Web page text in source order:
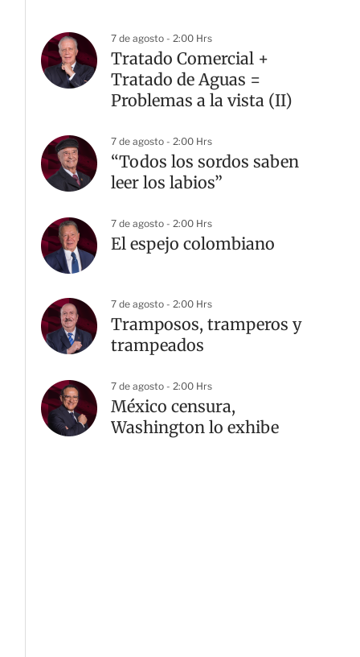
7 de agosto - 2:00 Hrs
Tratado Comercial +
Tratado de Aguas =
Problemas a la vista (II)
7 de agosto - 2:00 Hrs
“Todos los sordos saben
leer los labios”
7 de agosto - 2:00 Hrs
El espejo colombiano
7 de agosto - 2:00 Hrs
Tramposos, tramperos y
trampeados
7 de agosto - 2:00 Hrs
México censura,
Washington lo exhibe